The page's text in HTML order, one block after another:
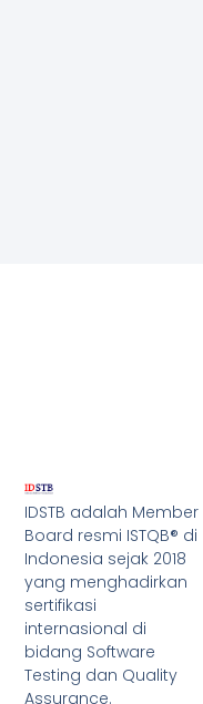
IDSTB adalah Member
Board resmi ISTQB® di
Indonesia sejak 2018
yang menghadirkan
sertifikasi
internasional di
bidang Software
Testing dan Quality
Assurance.